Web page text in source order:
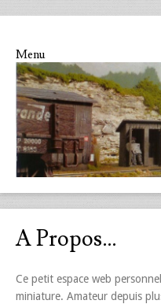
Menu
Skip to content
A Propos…
Ce petit espace web
miniature. Amateur depuis